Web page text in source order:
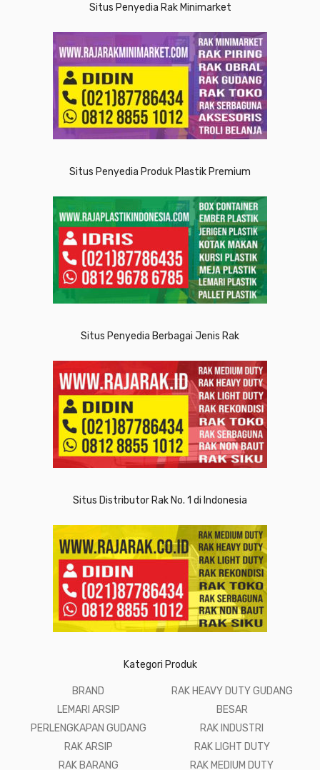
Situs Penyedia Rak Minimarket
Situs Penyedia Produk Plastik Premium
Situs Penyedia Berbagai Jenis Rak
Situs Distributor Rak No. 1 di Indonesia
Kategori Produk
BRAND
LEMARI ARSIP
PERLENGKAPAN GUDANG
RAK ARSIP
RAK BARANG
RAK HEAVY DUTY GUDANG
BESAR
RAK INDUSTRI
RAK LIGHT DUTY
RAK MEDIUM DUTY